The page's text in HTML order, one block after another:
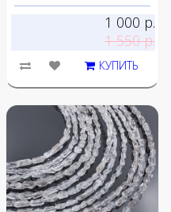
1 000 р.
1 550 р.
КУПИТЬ